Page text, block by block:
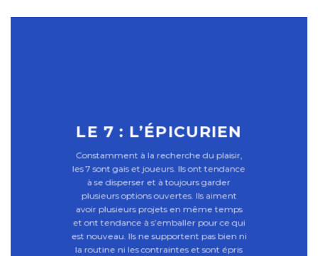
LE 7 : L’ÉPICURIEN
Constamment à la recherche du plaisir,
les 7 sont gais et joueurs. Ils ont tendance
à se disperser et à toujours garder
plusieurs options ouvertes. Ils aiment
avoir plusieurs projets en même temps
et ont tendance à s’emballer pour ce qui
est nouveau. Ils ne supportent pas bien ni
la routine ni les contraintes et sont épris